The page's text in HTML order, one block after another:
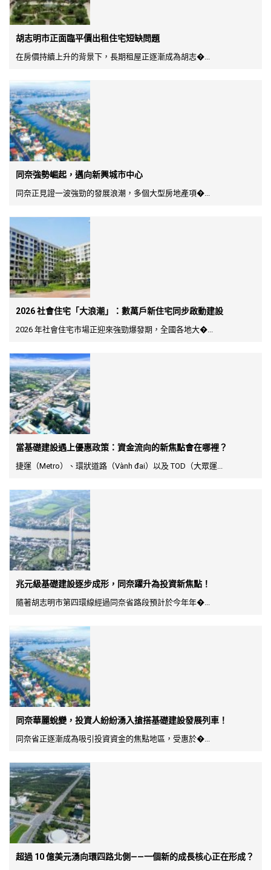
胡志明市正面臨平價出租住宅短缺問題
在房價持續上升的背景下，長期租屋正逐漸成為胡志�...
同奈強勢崛起，邁向新興城市中心
同奈正見證一波強勁的發展浪潮，多個大型房地產項�...
2026 社會住宅「大浪潮」：數萬戶新住宅同步啟動建設
2026 年社會住宅市場正迎來強勁爆發期，全國各地大�...
當基礎建設遇上優惠政策：資金流向的新焦點會在哪裡？
捷運（Metro）、環狀道路（Vành đai）以及 TOD（大眾運...
兆元級基礎建設逐步成形，同奈躍升為投資新焦點！
隨著胡志明市第四環線經過同奈省路段預計於今年年�...
同奈華麗蛻變，投資人紛紛湧入搶搭基礎建設發展列車！
同奈省正逐漸成為吸引投資資金的焦點地區，受惠於�...
超過 10 億美元湧向環四路北側——一個新的成長核心正在形成？